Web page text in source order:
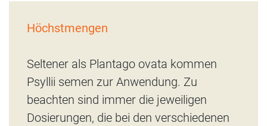
Höchstmengen
Seltener als Plantago ovata kommen
Psyllii semen zur Anwendung. Zu
beachten sind immer die jeweiligen
Dosierungen, die bei den verschiedenen